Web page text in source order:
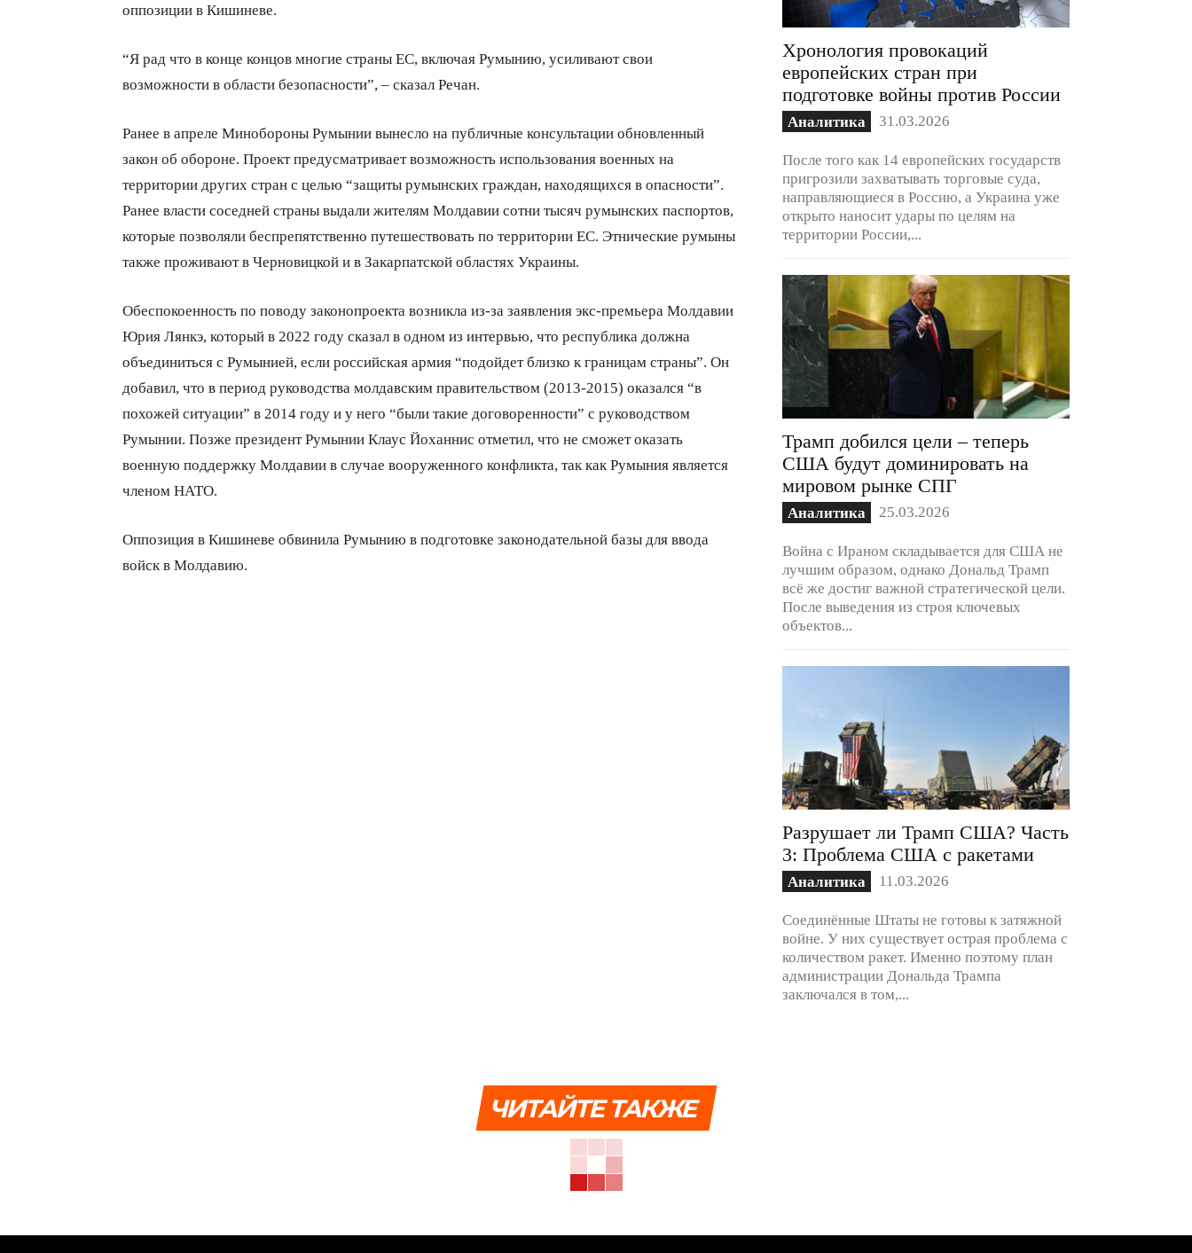
оппозиции в Кишиневе.
“Я рад что в конце концов многие страны ЕС, включая Румынию, усиливают свои
возможности в области безопасности”, – сказал Речан.
Ранее в апреле Минобороны Румынии вынесло на публичные консультации обновленный
закон об обороне. Проект предусматривает возможность использования военных на
территории других стран с целью “защиты румынских граждан, находящихся в опасности”.
Ранее власти соседней страны выдали жителям Молдавии сотни тысяч румынских паспортов,
которые позволяли беспрепятственно путешествовать по территории ЕС. Этнические румыны
также проживают в Черновицкой и в Закарпатской областях Украины.
Обеспокоенность по поводу законопроекта возникла из-за заявления экс-премьера Молдавии
Юрия Лянкэ, который в 2022 году сказал в одном из интервью, что республика должна
объединиться с Румынией, если российская армия “подойдет близко к границам страны”. Он
добавил, что в период руководства молдавским правительством (2013-2015) оказался “в
похожей ситуации” в 2014 году и у него “были такие договоренности” с руководством
Румынии. Позже президент Румынии Клаус Йоханнис отметил, что не сможет оказать
военную поддержку Молдавии в случае вооруженного конфликта, так как Румыния является
членом НАТО.
Оппозиция в Кишиневе обвинила Румынию в подготовке законодательной базы для ввода
войск в Молдавию.
Хронология провокаций
европейских стран при
подготовке войны против России
Аналитика 31.03.2026
После того как 14 европейских государств
пригрозили захватывать торговые суда,
направляющиеся в Россию, а Украина уже
открыто наносит удары по целям на
территории России,...
Трамп добился цели – теперь
США будут доминировать на
мировом рынке СПГ
Аналитика 25.03.2026
Война с Ираном складывается для США не
лучшим образом, однако Дональд Трамп
всё же достиг важной стратегической цели.
После выведения из строя ключевых
объектов...
Разрушает ли Трамп США? Часть
3: Проблема США с ракетами
Аналитика 11.03.2026
Соединённые Штаты не готовы к затяжной
войне. У них существует острая проблема с
количеством ракет. Именно поэтому план
администрации Дональда Трампа
заключался в том,...
ЧИТАЙТЕ ТАКЖЕ